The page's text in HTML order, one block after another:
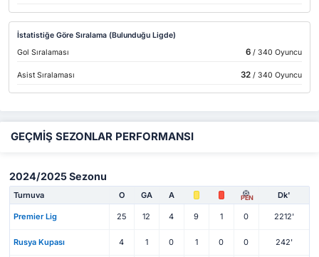
İstatistiğe Göre Sıralama (Bulunduğu Ligde)
Gol Sıralaması
6/ 340 Oyuncu
Asist Sıralaması 32/ 340 Oyuncu
GEÇMİŞ SEZONLAR PERFORMANSI
2024/2025 Sezonu
Turnuva O GA A PEN Dk'
Premier Lig 25 12 4 9 1 0 2212'
Rusya Kupası 4 1 0 1 0 0 242'